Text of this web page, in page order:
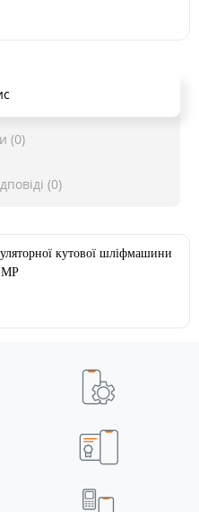
(0)
(0)
кутової шліфмашини